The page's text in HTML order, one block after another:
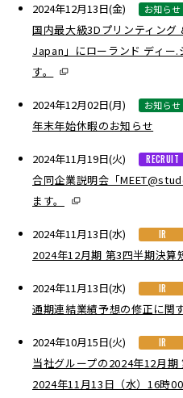
2024年12月13日(金) お知らせ
国内最大級3Dプリンティング
Japan」にローランド ディー
す。
2024年12月02日(月) お知らせ
年末年始休暇のお知らせ
2024年11月19日(火) RECRUIT
合同企業説明会「
ます。
2024年11月13日(水) IR
2024年12月期 第3四半期決算
2024年11月13日(水) IR
通期連結業績予想の修正に関
2024年10月15日(火) IR
当社グループの2024年12月期
2024年11月13日（水）16時